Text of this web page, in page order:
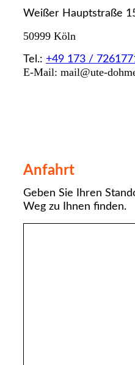
Weißer Hauptstraße
50999 Köln
Tel.: +49 173 /
E-Mail: mail@ute-
Anfahrt
Geben Sie Ihren
Weg zu Ihnen finden.